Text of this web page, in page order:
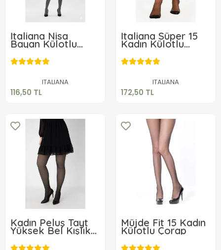
İtaliana Nisa
Bayan Külotlu
Çorap 2267 Gri
ITALIANA
116,50 TL
116,50 TL
İtaliana Süper 15
Kadın Külotlu
Çorap
ITALIANA
172,50 TL
172,50 TL
Kadın Peluş Tayt
Yüksek Bel Kışlık
Termal Kadın
Külotlu Çorap Ten
490,00 TL
Müjde Fit 15 Kadın
Külotlu Çorap
150,53 TL